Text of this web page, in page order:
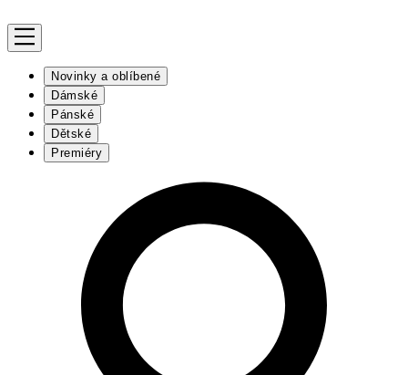
Novinky a oblíbené
Dámské
Pánské
Dětské
Premiéry